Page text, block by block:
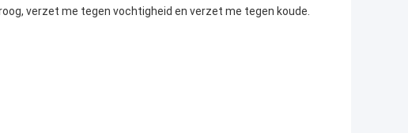
verzet me tegen vochtigheid en verzet me tegen koude.